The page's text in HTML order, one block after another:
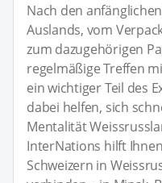
Nach den
Auslands, vom
zum dazugehörigen
regelmäßige Treffen
ein wichtiger Teil des
dabei helfen, sich
Mentalität
InterNations hilft
Schweizern in